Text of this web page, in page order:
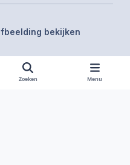
bekijken
Zoeken Menu